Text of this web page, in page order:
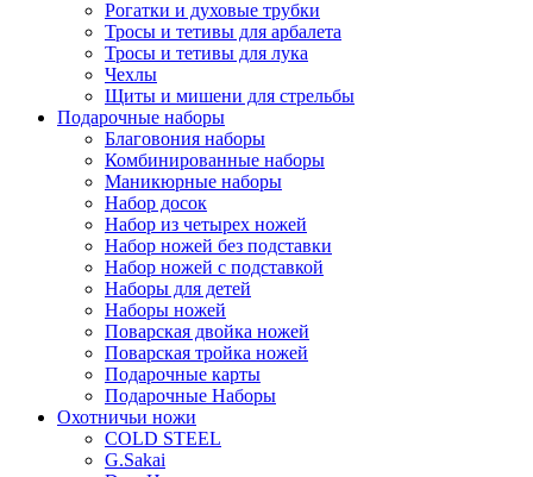
Рогатки и духовые трубки
Тросы и тетивы для арбалета
Тросы и тетивы для лука
Чехлы
Щиты и мишени для стрельбы
Подарочные наборы
Благовония наборы
Комбинированные наборы
Маникюрные наборы
Набор досок
Набор из четырех ножей
Набор ножей без подставки
Набор ножей с подставкой
Наборы для детей
Наборы ножей
Поварская двойка ножей
Поварская тройка ножей
Подарочные карты
Подарочные Наборы
Охотничьи ножи
COLD STEEL
G.Sakai